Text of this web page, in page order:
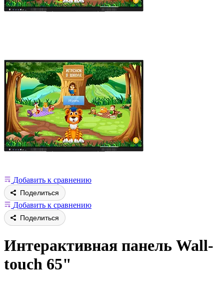
Добавить к сравнению
Поделиться
Добавить к сравнению
Поделиться
Интерактивная панель Wall-
touch 65"